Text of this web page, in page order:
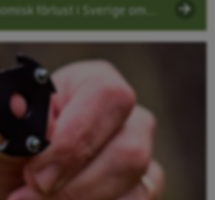
förlust i Sverige om...